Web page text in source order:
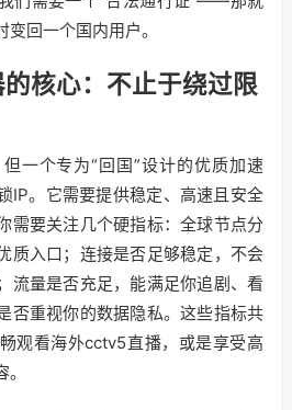
回一个国内用户。
核心：不止于绕过限
一个专为“回国”设计的优质加速
IP。它需要提供稳定、高速且安全
需要关注几个硬指标：全球节点分
质入口；连接是否足够稳定，不会
流量是否充足，能满足你追剧、看
否重视你的数据隐私。这些指标共
观看海外cctv5直播，或是享受高